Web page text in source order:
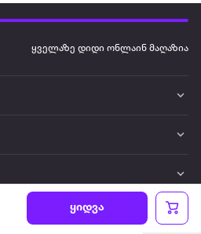
ყიდვა
ყველაზე დიდი ონლაინ მაღაზია